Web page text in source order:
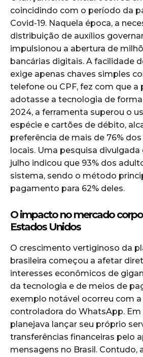
coincidindo com o período da
Covid-19. Naquela época, a
distribuição de auxílios
impulsionou a abertura de
bancárias digitais. A facilidade
exige apenas chaves simples
telefone ou CPF, fez com que a
adotasse a tecnologia de
2024, a ferramenta superou o
espécie e cartões de débito,
preferência de mais de 76%
locais. Uma pesquisa
julho indicou que 93% dos
sistema, sendo o método
pagamento para 62% deles.
O impacto no mercado
Estados Unidos
O crescimento vertiginoso da
brasileira começou a afetar
interesses econômicos de
da tecnologia e de meios de
exemplo notável ocorreu com a
controladora do WhatsApp. Em
planejava lançar seu próprio
transferências financeiras pelo
mensagens no Brasil. Contudo,